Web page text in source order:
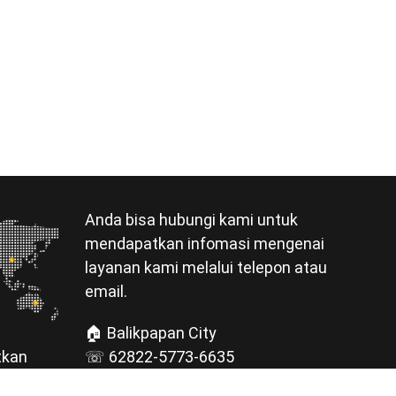
Anda bisa hubungi kami untuk
mendapatkan infomasi mengenai
layanan kami melalui telepon atau
email.
🏠 Balikpapan City
☏ 62822-5773-6635